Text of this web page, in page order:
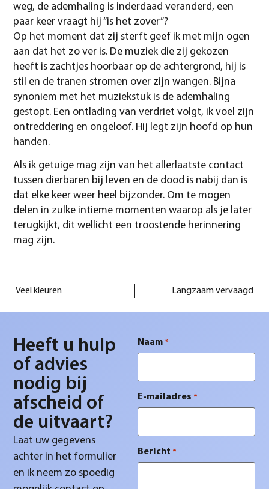
weg, de ademhaling is inderdaad veranderd, een
paar keer vraagt hij “is het zover”?
Op het moment dat zij sterft geef ik met mijn ogen
aan dat het zo ver is. De muziek die zij gekozen
heeft is zachtjes hoorbaar op de achtergrond, hij is
stil en de tranen stromen over zijn wangen. Bijna
synoniem met het muziekstuk is de ademhaling
gestopt. Een ontlading van verdriet volgt, ik voel zijn
ontreddering en ongeloof. Hij legt zijn hoofd op hun
handen.
Als ik getuige mag zijn van het allerlaatste contact
tussen dierbaren bij leven en de dood is nabij dan is
dat elke keer weer heel bijzonder. Om te mogen
delen in zulke intieme momenten waarop als je later
terugkijkt, dit wellicht een troostende herinnering
mag zijn.
Veel kleuren Langzaam vervaagd
Heeft u hulp
of advies
nodig bij
afscheid of
de uitvaart?
Laat uw gegevens
achter in het formulier
en ik neem zo spoedig
Naam *
E-mailadres *
Bericht *